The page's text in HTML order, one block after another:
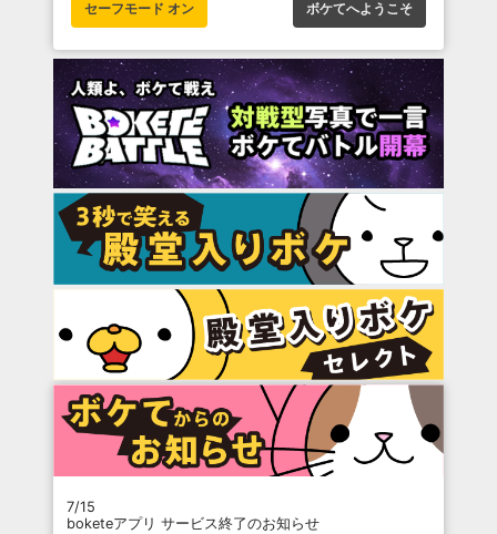
セーフモード オン ボケてへようこそ
7/15
boketeアプリ サービス終了のお知らせ